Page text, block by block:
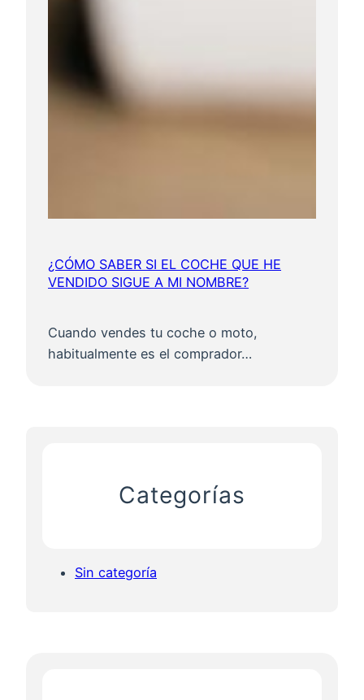
¿CÓMO SABER SI EL COCHE QUE HE
VENDIDO SIGUE A MI NOMBRE?
Cuando vendes tu coche o moto,
habitualmente es el comprador…
Categorías
Sin categoría